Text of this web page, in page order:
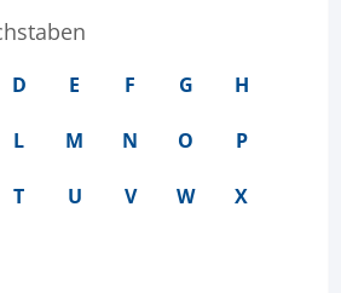
D E F G H
L M N O P
T U V W X